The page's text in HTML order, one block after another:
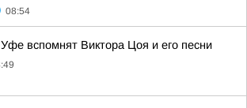
08:54
вспомнят Виктора Цоя и его песни